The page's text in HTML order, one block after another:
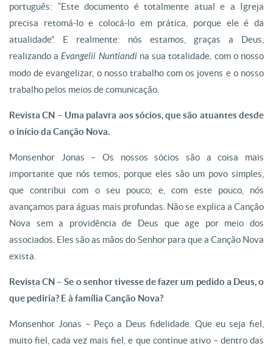
português: “Este documento é totalmente atual e a Igreja
precisa retomá-lo e colocá-lo em prática, porque ele é da
atualidade”. E realmente: nós estamos, graças a Deus,
realizando a Evangelii Nuntiandina sua totalidade, com o nosso
modo de evangelizar, o nosso trabalho com os jovens e o nosso
trabalho pelos meios de comunicação.
Revista CN – Uma palavra aos sócios, que são atuantes desde
o início da Canção Nova.
Monsenhor Jonas – Os nossos sócios são a coisa mais
importante que nós temos, porque eles são um povo simples,
que contribui com o seu pouco; e, com este pouco, nós
avançamos para águas mais profundas. Não se explica a Canção
Nova sem a providência de Deus que age por meio dos
associados. Eles são as mãos do Senhor para que a Canção Nova
exista.
Revista CN – Se o senhor tivesse de fazer um pedido a Deus, o
que pediria? E à família Canção Nova?
Monsenhor Jonas – Peço a Deus fidelidade. Que eu seja fiel,
muito fiel, cada vez mais fiel, e que continue ativo – dentro das